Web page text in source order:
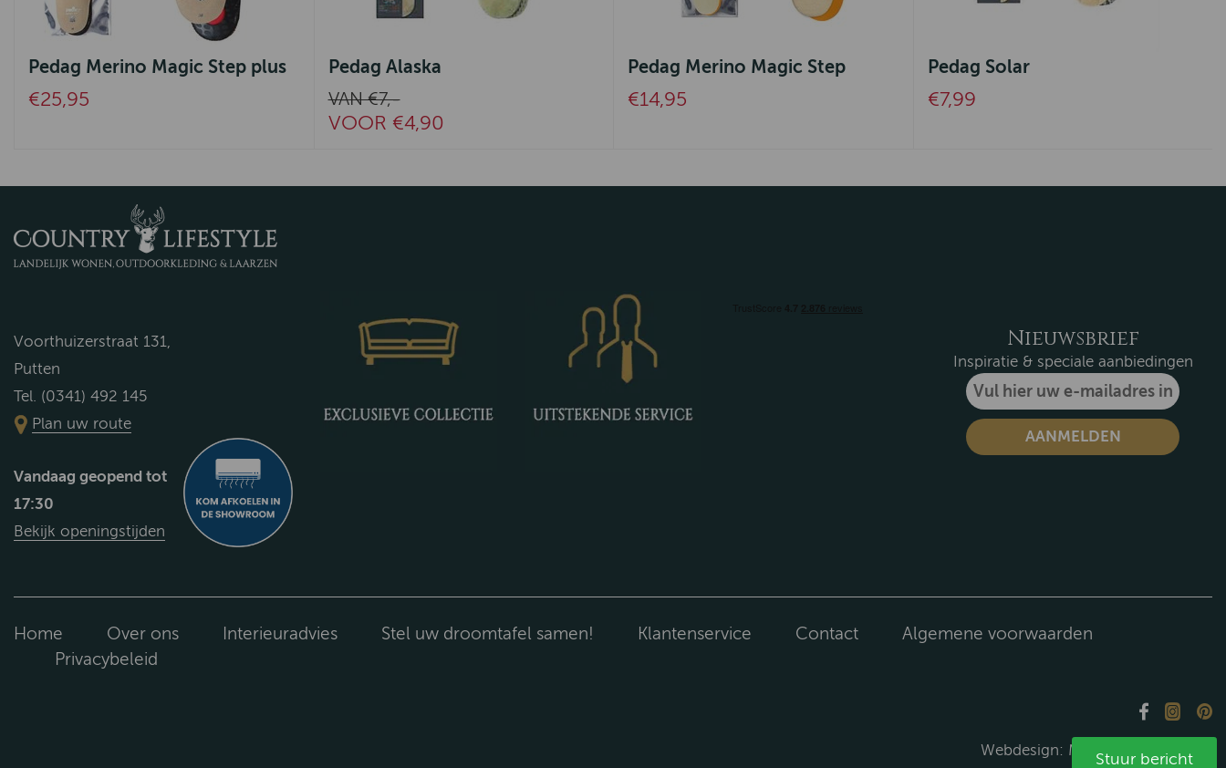
Pedag Merino Magic Step plus
€25,95
Pedag Alaska
VAN €7,-
VOOR €4,90
Pedag Merino Magic Step
€14,95
Pedag Solar
€7,99
Voorthuizerstraat 131,
Putten
Tel. (0341) 492 145
Plan uw route
Vandaag geopend tot
17:30
Bekijk openingstijden
Nieuwsbrief
Inspiratie & speciale aanbiedingen
Home Over ons Interieuradvies Stel uw droomtafel samen! Klantenservice Contact
Algemene voorwaarden
Privacybeleid
Webdesign: Media Solutions B.V.
Stuur bericht